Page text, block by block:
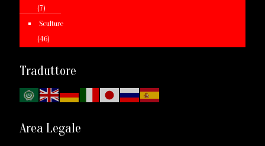
(7)
Sculture
(46)
Traduttore
Area Legale